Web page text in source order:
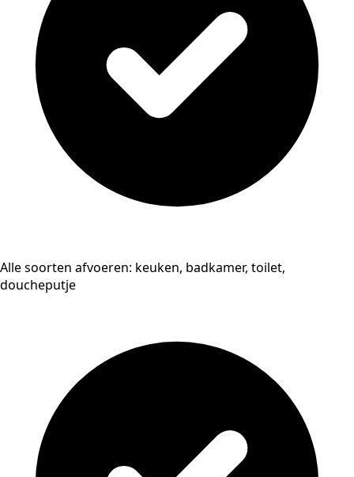
Alle soorten afvoeren: keuken, badkamer, toilet,
doucheputje